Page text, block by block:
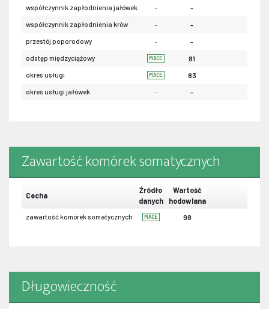
współczynnik zapłodnienia jałówek - -
współczynnik zapłodnienia krów - -
przestój poporodowy - -
odstęp międzyciążowy MACE 81
okres usługi MACE 83
okres usługi jałówek - -
Zawartość komórek somatycznych
Cecha
Źródło
danych
Wartość
hodowlana
zawartość komórek somatycznych MACE 98
Długowieczność